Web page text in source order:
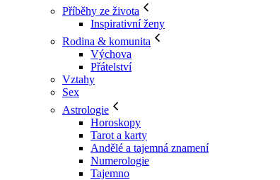
Příběhy ze života
Inspirativní ženy
Rodina & komunita
Výchova
Přátelství
Vztahy
Sex
Astrologie
Horoskopy
Tarot a karty
Andělé a tajemná znamení
Numerologie
Tajemno